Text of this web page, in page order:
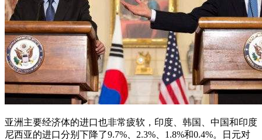
亚洲主要经济体的进口也非常疲软，印度、韩国、中国和印度
尼西亚的进口分别下降了9.7%、2.3%、1.8%和0.4%。日元对